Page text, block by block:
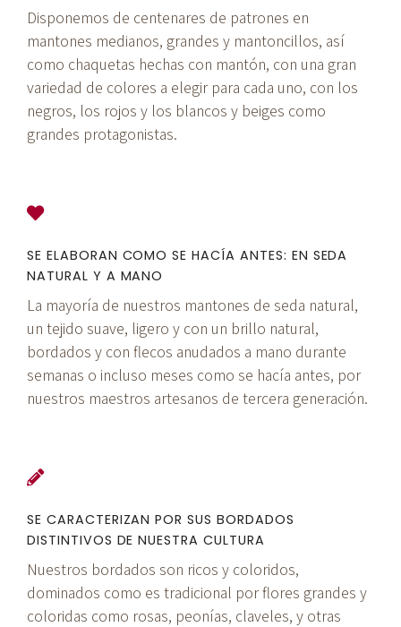
Disponemos de centenares de patrones en
mantones medianos, grandes y mantoncillos, así
como chaquetas hechas con mantón, con una gran
variedad de colores a elegir para cada uno, con los
negros, los rojos y los blancos y beiges como
grandes protagonistas.
SE ELABORAN COMO SE HACÍA ANTES: EN SEDA
NATURAL Y A MANO
La mayoría de nuestros mantones de seda natural,
un tejido suave, ligero y con un brillo natural,
bordados y con flecos anudados a mano durante
semanas o incluso meses como se hacía antes, por
nuestros maestros artesanos de tercera generación.
SE CARACTERIZAN POR SUS BORDADOS
DISTINTIVOS DE NUESTRA CULTURA
Nuestros bordados son ricos y coloridos,
dominados como es tradicional por flores grandes y
coloridas como rosas, peonías, claveles, y otras